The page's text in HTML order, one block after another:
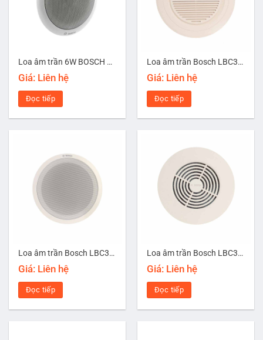
Loa âm trần 6W BOSCH LC1-UM06E8
Giá: Liên hệ
Đọc tiếp
Loa âm trần Bosch LBC3090/01
Giá: Liên hệ
Đọc tiếp
Loa âm trần Bosch LBC3099/41
Giá: Liên hệ
Đọc tiếp
Loa âm trần Bosch LBC3950/01
Giá: Liên hệ
Đọc tiếp